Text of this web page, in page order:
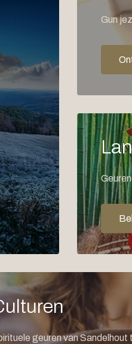
Gun
geuren van Sandelhout